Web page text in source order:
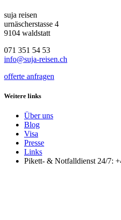
suja reisen
urnäscherstasse 4
9104 waldstatt
071 351 54 53
info@suja-reisen.ch
offerte anfragen
Weitere links
Über uns
Blog
Visa
Presse
Links
Pikett- & Notfalldienst 24/7: